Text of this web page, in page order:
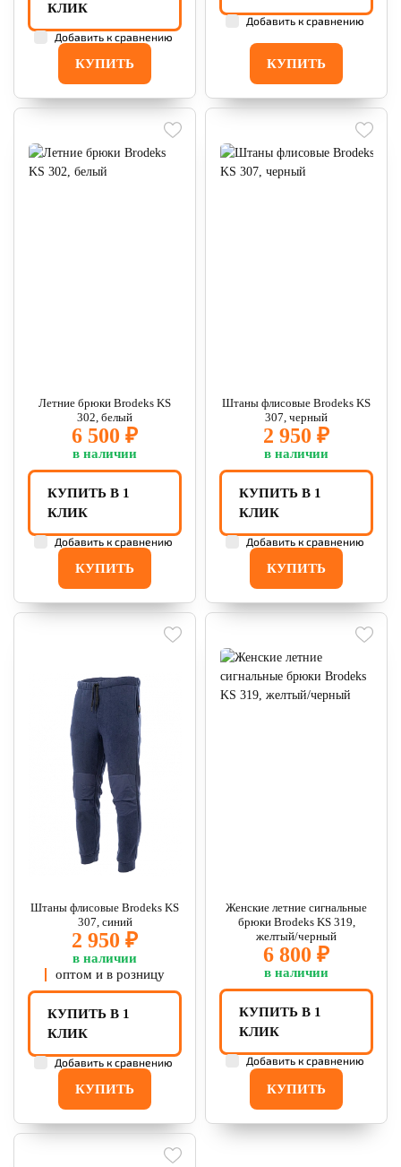
КУПИТЬ
КЛИК
Добавить к сравнению
КУПИТЬ
Добавить к сравнению
Летние брюки Brodeks KS
302, белый
6 500 ₽
в наличии
КУПИТЬ
КУПИТЬ В 1
КЛИК
Добавить к сравнению
Штаны флисовые Brodeks KS
307, черный
2 950 ₽
в наличии
КУПИТЬ
КУПИТЬ В 1
КЛИК
Добавить к сравнению
Штаны флисовые Brodeks KS
307, синий
2 950 ₽
в наличии
оптом и в розницу
КУПИТЬ
КУПИТЬ В 1
КЛИК
Добавить к сравнению
Женские летние сигнальные
брюки Brodeks KS 319,
желтый/черный
6 800 ₽
в наличии
КУПИТЬ
КУПИТЬ В 1
КЛИК
Добавить к сравнению